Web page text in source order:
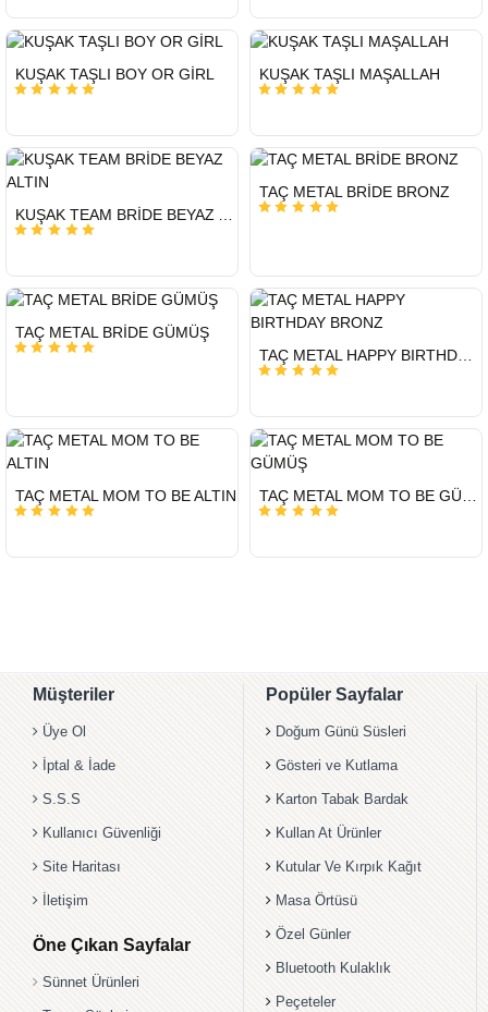
GÖNDERİ
KUŞAK TAŞLI BOY OR GİRL
GÖNDERİ
KUŞAK TAŞLI MAŞALLAH
GÖNDERİ
GÖNDERİ
TAÇ METAL BRİDE BRONZ
GÖNDERİ
TAÇ METAL BRİDE GÜMÜŞ
GÖNDERİ
TAÇ METAL HAPPY BIRTHDAY BRONZ
GÖNDERİ
TAÇ METAL MOM TO BE ALTIN
GÖNDERİ
Müşteriler
Üye Ol
İptal & İade
S.S.S
Kullanıcı Güvenliği
Site Haritası
İletişim
Öne Çıkan Sayfalar
Sünnet Ürünleri
Popüler Sayfalar
Doğum Günü Süsleri
Gösteri ve Kutlama
Karton Tabak Bardak
Kullan At Ürünler
Kutular Ve Kırpık Kağıt
Masa Örtüsü
Özel Günler
Bluetooth Kulaklık
Peçeteler